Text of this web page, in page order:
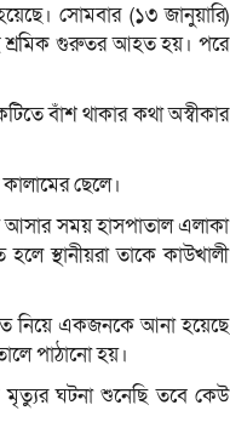
সোমবার (১৩ জানুয়ারি)
শ্রমিক গুরুতর আহত হয়। পরে
বাঁশ থাকার কথা অস্বীকার
ছেলে।
আসার সময় হাসপাতাল এলাকা
স্থানীয়রা তাকে কাউখালী
নিয়ে একজনকে আনা হয়েছে
পাঠানো হয়।
মৃত্যুর ঘটনা শুনেছি তবে কেউ